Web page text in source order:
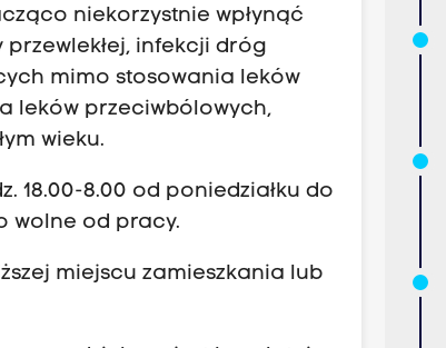
niekorzystnie wpłynąć
infekcji dróg
mimo stosowania leków
leków przeciwbólowych,
wieku.
18.00-8.00 od poniedziałku do
wolne od pracy.
miejscu zamieszkania lub